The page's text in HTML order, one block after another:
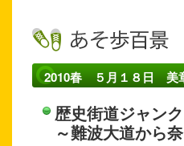
2010春 ５月１８日 美
歴史街道ジャン
～難波大道から